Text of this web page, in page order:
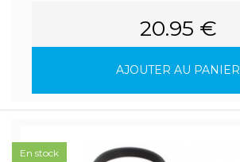
20.95 €
AJOUTER AU PANIER
En stock